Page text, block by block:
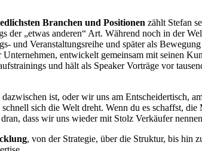
Branchen und Positionen zählt Stefan
der „etwas anderen“ Art. Während noch in der
und Veranstaltungsreihe und später als
entwickelt gemeinsam mit seinen
und hält als Speaker Vorträge vor
ist, oder wir uns am Entscheidertisch,
sich die Welt dreht. Wenn du es schaffst,
dass wir uns wieder mit Stolz Verkäufer
, von der Strategie, über die Struktur, bis hin